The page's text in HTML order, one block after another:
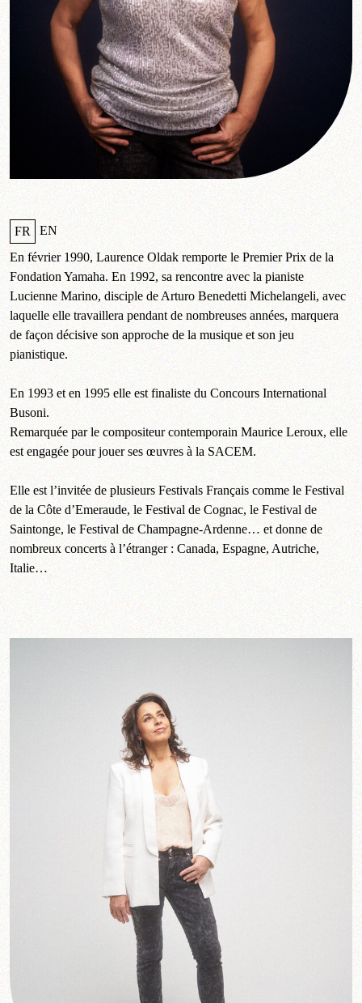
FR
EN
En février 1990, Laurence Oldak remporte le Premier Prix de la
Fondation Yamaha. En 1992, sa rencontre avec la pianiste
Lucienne Marino, disciple de Arturo Benedetti Michelangeli, avec
laquelle elle travaillera pendant de nombreuses années, marquera
de façon décisive son approche de la musique et son jeu
pianistique.
En 1993 et en 1995 elle est finaliste du Concours International
Busoni.
Remarquée par le compositeur contemporain Maurice Leroux, elle
est engagée pour jouer ses œuvres à la SACEM.
Elle est l’invitée de plusieurs Festivals Français comme le Festival
de la Côte d’Emeraude, le Festival de Cognac, le Festival de
Saintonge, le Festival de Champagne-Ardenne… et donne de
nombreux concerts à l’étranger : Canada, Espagne, Autriche,
Italie…